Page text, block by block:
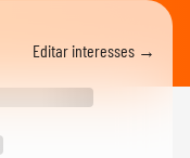
Editar interesses →